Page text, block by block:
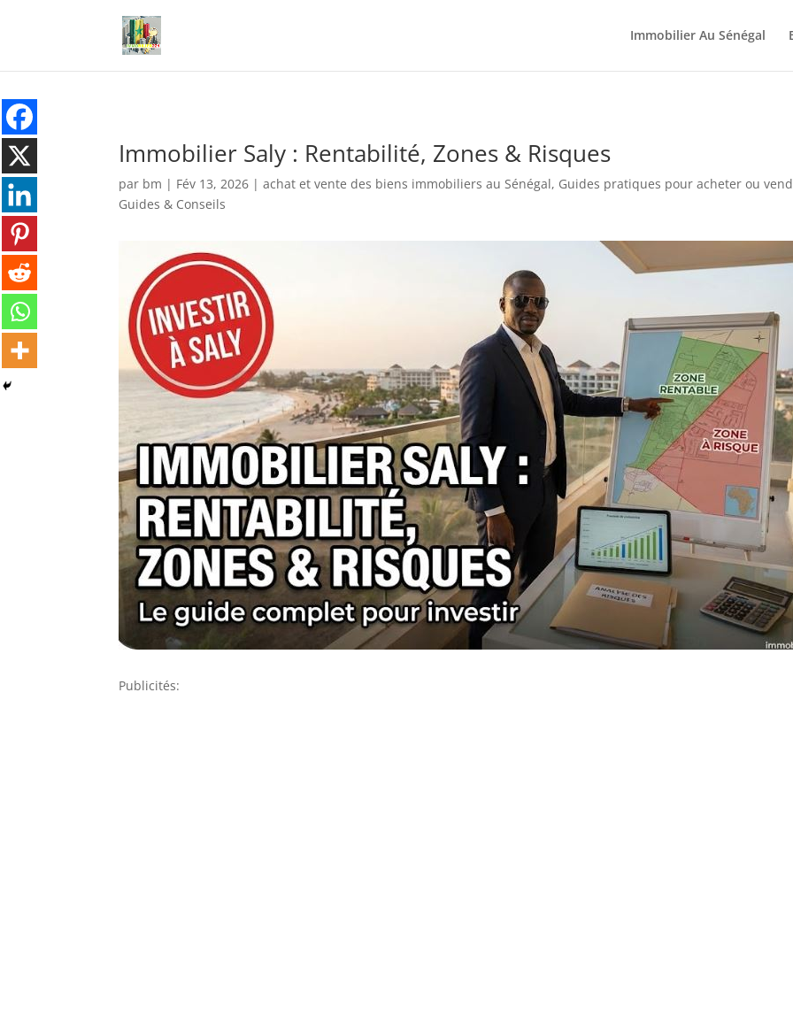
Immobilier Au Sénégal
Immobilier Saly : Rentabilité, Zones & Risques
par bm | Fév 13, 2026 |achat et vente des biens immobiliers au Sénégal, Guides pratiques pour acheter ou
Guides & Conseils
Publicités: